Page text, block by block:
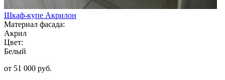
Шкаф-купе Акрилон
Материал фасада:
Акрил
Цвет:
Белый
от 51 000 руб.